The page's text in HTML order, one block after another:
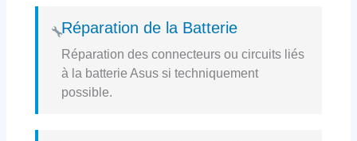
Réparation de la Batterie
Réparation des connecteurs ou circuits liés
à la batterie Asus si techniquement
possible.